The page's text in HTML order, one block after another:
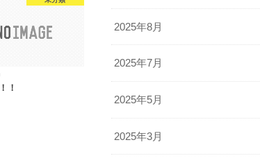
！
2025年8月
2025年7月
2025年5月
2025年3月